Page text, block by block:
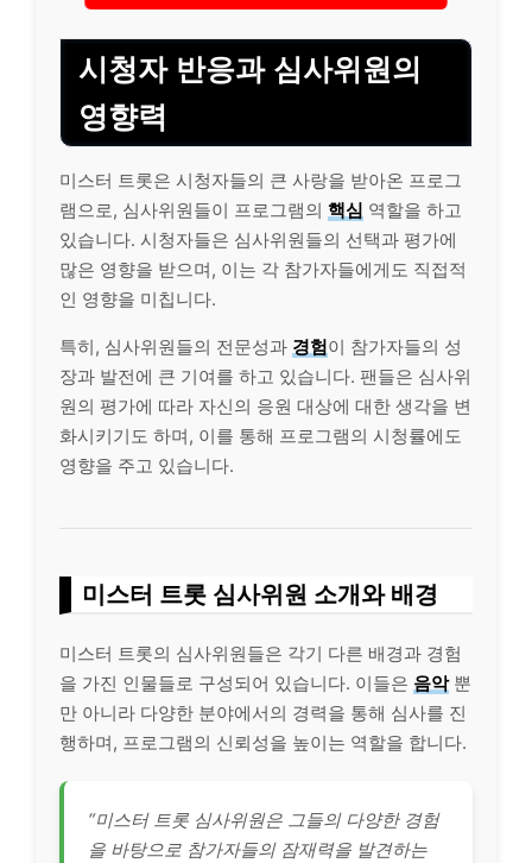
시청자 반응과 심사위원의
영향력
미스터 트롯은 시청자들의 큰 사랑을 받아온 프로그
램으로, 심사위원들이 프로그램의 핵심 역할을 하고
있습니다. 시청자들은 심사위원들의 선택과 평가에
많은 영향을 받으며, 이는 각 참가자들에게도 직접적
인 영향을 미칩니다.
특히, 심사위원들의 전문성과 경험이 참가자들의 성
장과 발전에 큰 기여를 하고 있습니다. 팬들은 심사위
원의 평가에 따라 자신의 응원 대상에 대한 생각을 변
화시키기도 하며, 이를 통해 프로그램의 시청률에도
영향을 주고 있습니다.
미스터 트롯 심사위원 소개와 배경
미스터 트롯의 심사위원들은 각기 다른 배경과 경험
을 가진 인물들로 구성되어 있습니다. 이들은 음악뿐
만 아니라 다양한 분야에서의 경력을 통해 심사를 진
행하며, 프로그램의 신뢰성을 높이는 역할을 합니다.
“미스터 트롯 심사위원은 그들의 다양한 경험
을 바탕으로 참가자들의 잠재력을 발견하는